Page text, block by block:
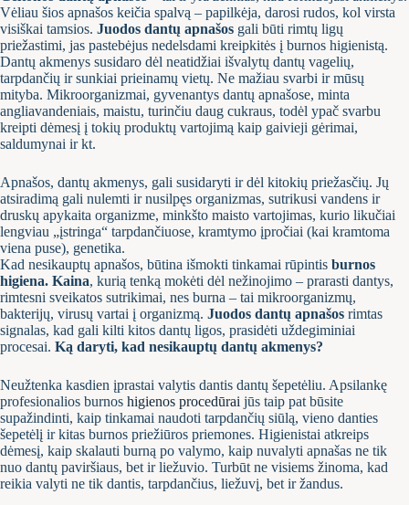
Vėliau šios apnašos keičia spalvą – papilkėja, darosi rudos, kol virsta
visiškai tamsios. Juodos dantų apnašos gali būti rimtų ligų
priežastimi, jas pastebėjus nedelsdami kreipkitės į burnos higienistą.
Dantų akmenys susidaro dėl neatidžiai išvalytų dantų vagelių,
tarpdančių ir sunkiai prieinamų vietų. Ne mažiau svarbi ir mūsų
mityba. Mikroorganizmai, gyvenantys dantų apnašose, minta
angliavandeniais, maistu, turinčiu daug cukraus, todėl ypač svarbu
kreipti dėmesį į tokių produktų vartojimą kaip gaivieji gėrimai,
saldumynai ir kt.
Apnašos, dantų akmenys, gali susidaryti ir dėl kitokių priežasčių. Jų
atsiradimą gali nulemti ir nusilpęs organizmas, sutrikusi vandens ir
druskų apykaita organizme, minkšto maisto vartojimas, kurio likučiai
lengviau „įstringa“ tarpdančiuose, kramtymo įpročiai (kai kramtoma
viena puse), genetika.
Kad nesikauptų apnašos, būtina išmokti tinkamai rūpintis burnos
higiena. Kaina, kurią tenką mokėti dėl nežinojimo – prarasti dantys,
rimtesni sveikatos sutrikimai, nes burna – tai mikroorganizmų,
bakterijų, virusų vartai į organizmą. Juodos dantų apnašos rimtas
signalas, kad gali kilti kitos dantų ligos, prasidėti uždegiminiai
procesai. Ką daryti, kad nesikauptų dantų akmenys?
Neužtenka kasdien įprastai valytis dantis dantų šepetėliu. Apsilankę
profesionalios burnos higienos procedūrai jūs taip pat būsite
supažindinti, kaip tinkamai naudoti tarpdančių siūlą, vieno danties
šepetėlį ir kitas burnos priežiūros priemones. Higienistai atkreips
dėmesį, kaip skalauti burną po valymo, kaip nuvalyti apnašas ne tik
nuo dantų paviršiaus, bet ir liežuvio. Turbūt ne visiems žinoma, kad
reikia valyti ne tik dantis, tarpdančius, liežuvį, bet ir žandus.